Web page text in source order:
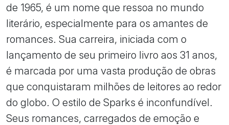
de 1965, é um nome que ressoa no mundo
literário, especialmente para os amantes de
romances. Sua carreira, iniciada com o
lançamento de seu primeiro livro aos 31 anos,
é marcada por uma vasta produção de obras
que conquistaram milhões de leitores ao redor
do globo. O estilo de Sparks é inconfundível.
Seus romances, carregados de emoção e